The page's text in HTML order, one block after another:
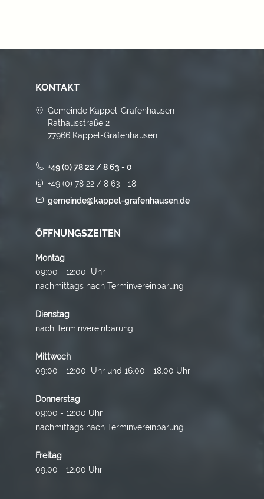
KONTAKT
Gemeinde Kappel-Grafenhausen
Rathausstraße 2
77966 Kappel-Grafenhausen
+49 (0) 78 22 / 8 63 - 0
+49 (0) 78 22 / 8 63 - 18
gemeinde@kappel-grafenhausen.de
ÖFFNUNGSZEITEN
Montag
09:00 - 12:00 Uhr
nachmittags nach Terminvereinbarung
Dienstag
nach Terminvereinbarung
Mittwoch
09:00 - 12:00 Uhr und 16.00 - 18.00 Uhr
Donnerstag
09:00 - 12:00 Uhr
nachmittags nach Terminvereinbarung
Freitag
09:00 - 12:00 Uhr